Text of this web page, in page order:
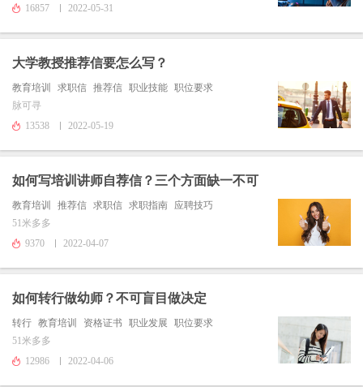
16857
2022-05-31
大学教授推荐信要怎么写？
教育培训 求职信 推荐信 职业技能 职位要求
脉可寻
13538
2022-05-19
如何写培训讲师自荐信？三个方面缺一不可
教育培训 推荐信 求职信 求职指南
应聘技巧
51米多多
9370
2022-04-07
如何转行做幼师？不可盲目做决定
转行 教育培训 资格证书 职业发展
职位要求
51米多多
12986
2022-04-06